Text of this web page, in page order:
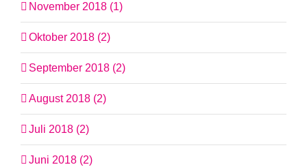
November 2018 (1)
Oktober 2018 (2)
September 2018 (2)
August 2018 (2)
Juli 2018 (2)
Juni 2018 (2)